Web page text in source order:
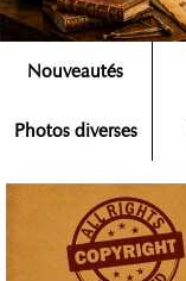
Nouveautés
Photos diverses
Rechercher ▶